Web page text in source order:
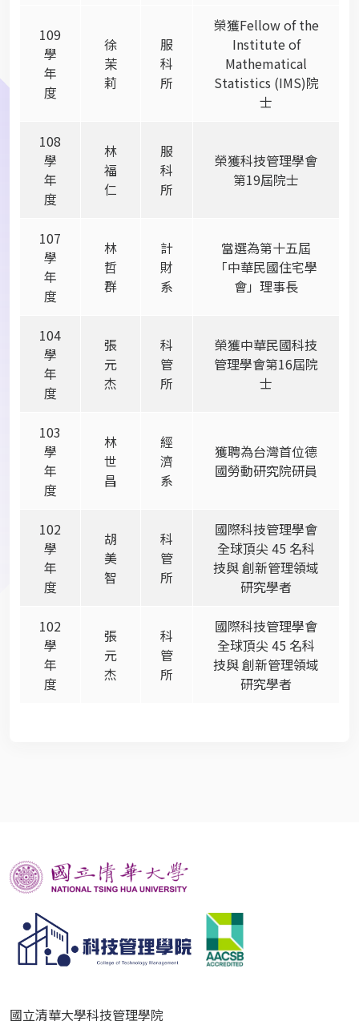
109
學
年
度
徐
茉
莉
服
科
所
榮獲Fellow of the
Institute of
Mathematical
Statistics (IMS)院
士
108
學
年
度
林
福
仁
服
科
所
榮獲科技管理學會
第19屆院士
107
學
年
度
林
哲
群
計
財
系
當選為第十五屆
「中華民國住宅學
會」理事長
104
學
年
度
張
元
杰
科
管
所
榮獲中華民國科技
管理學會第16屆院
士
103
學
年
度
林
世
昌
經
濟
系
獲聘為台灣首位德
國勞動研究院研員
102
學
年
度
胡
美
智
科
管
所
國際科技管理學會
全球頂尖45 名科
技與 創新管理領域
研究學者
102
學
年
度
張
元
杰
科
管
所
國際科技管理學會
全球頂尖45 名科
技與 創新管理領域
研究學者
國立清華大學科技管理學院